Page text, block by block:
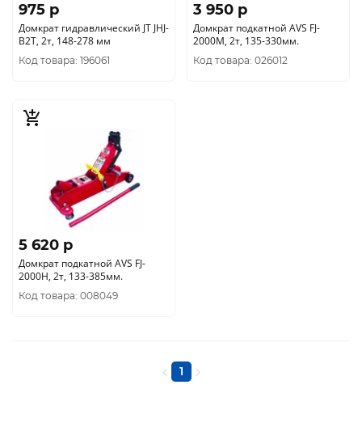
975 p
Домкрат гидравлический JT JHJ-
B2T, 2т, 148-278 мм
Код товара: 196061
3 950 p
Домкрат подкатной AVS FJ-
2000M, 2т, 135-330мм.
Код товара: 026012
5 620 p
Домкрат подкатной AVS FJ-
2000H, 2т, 133-385мм.
Код товара: 008049
1